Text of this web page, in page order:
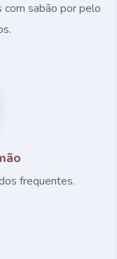
com sabão por pelo
frequentes.